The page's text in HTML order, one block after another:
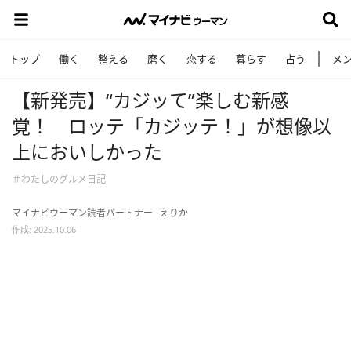
トップ 働く 整える 磨く 恋する 暮らす 占う メ
【新発売】“カジッて”楽しむ新感
覚！ ロッテ「カジッテ！」が想像以
上においしかった
＃わたしのグルメ日記
マイナビウーマン読者パートナー えりか
作成: 2025.10.06